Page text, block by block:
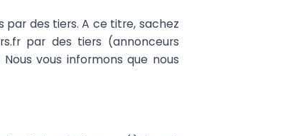
par des tiers. A ce titre, sachez
par des tiers (annonceurs
vous informons que nous